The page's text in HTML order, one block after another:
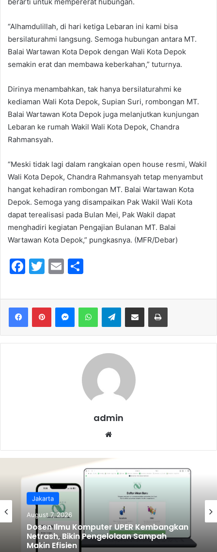
“Alhamdulillah, di hari ketiga Lebaran ini kami bisa
bersilaturahmi langsung. Semoga hubungan antara MT.
Balai Wartawan Kota Depok dengan Wali Kota Depok
semakin erat dan membawa keberkahan,” tuturnya.
Dirinya menambahkan, tak hanya bersilaturahmi ke
kediaman Wali Kota Depok, Supian Suri, rombongan MT.
Balai Wartawan Kota Depok juga melanjutkan kunjungan
Lebaran ke rumah Wakil Wali Kota Depok, Chandra
Rahmansyah.
“Meski tidak lagi dalam rangkaian open house resmi, Wakil
Wali Kota Depok, Chandra Rahmansyah tetap menyambut
hangat kehadiran rombongan MT. Balai Wartawan Kota
Depok. Semoga yang disampaikan Pak Wakil Wali Kota
dapat terealisasi pada Bulan Mei, Pak Wakil dapat
menghadiri kegiatan Pengajian Bulanan MT. Balai
Wartawan Kota Depok,” pungkasnya. (MFR/Debar)
F
c
e
b
o
T
itt
er
E
ai
l
ar
e
Telegram
admin
Jakarta
August 7, 2026
Dosen Ilmu Komputer UPER Kembangkan
Netrash, Bikin Pengelolaan Sampah
Makin Efisien
August 6, 2026